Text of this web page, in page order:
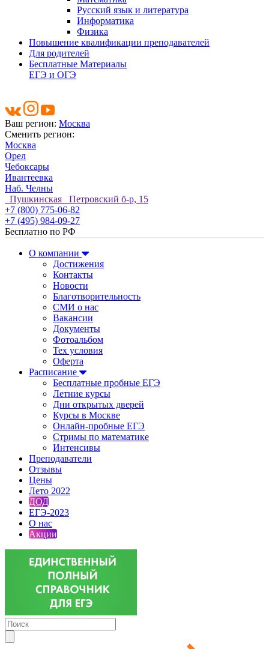
Русский язык и литература
Информатика
Физика
Повышение квалификации преподавателей
Для родителей
Бесплатные Материалы
ЕГЭ и ОГЭ
Ваш регион: Москва
Сменить регион:
Москва
Орел
Чебоксары
Ивантеевка
Наб. Челны
Пушкинская Петровский б-р, 15
+7 (800) 775-06-82
+7 (495) 984-09-27
Бесплатно по РФ
О компании
Достижения
Контакты
Новости
Благотворительность
СМИ о нас
Вакансии
Документы
Фотоальбом
Тех условия
Оферта
Расписание
Бесплатные пробные ЕГЭ
Летние курсы
Дни открытых дверей
Курсы в Москве
Онлайн-пробные ЕГЭ
Стримы по математике
Интенсивы
Преподаватели
Отзывы
Цены
Лето 2022
ДОД
ЕГЭ-2023
О нас
Акции